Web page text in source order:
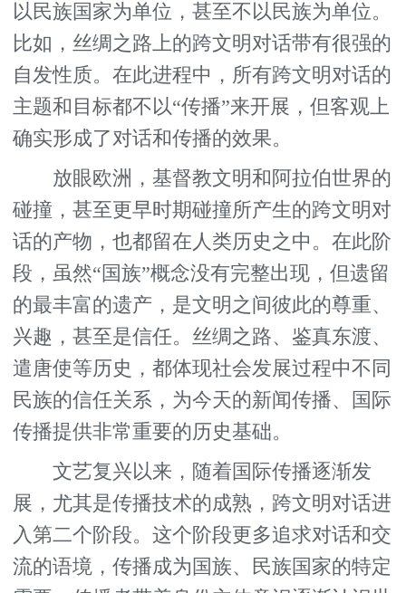
以民族国家为单位，甚至不以民族为单位。
比如，丝绸之路上的跨文明对话带有很强的
自发性质。在此进程中，所有跨文明对话的
主题和目标都不以“传播”来开展，但客观上
确实形成了对话和传播的效果。
放眼欧洲，基督教文明和阿拉伯世界的
碰撞，甚至更早时期碰撞所产生的跨文明对
话的产物，也都留在人类历史之中。在此阶
段，虽然“国族”概念没有完整出现，但遗留
的最丰富的遗产，是文明之间彼此的尊重、
兴趣，甚至是信任。丝绸之路、鉴真东渡、
遣唐使等历史，都体现社会发展过程中不同
民族的信任关系，为今天的新闻传播、国际
传播提供非常重要的历史基础。
文艺复兴以来，随着国际传播逐渐发
展，尤其是传播技术的成熟，跨文明对话进
入第二个阶段。这个阶段更多追求对话和交
流的语境，传播成为国族、民族国家的特定